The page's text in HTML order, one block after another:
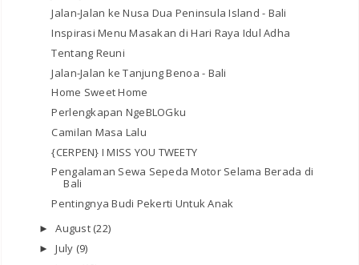
Jalan-Jalan ke Nusa Dua Peninsula Island - Bali
Inspirasi Menu Masakan di Hari Raya Idul Adha
Tentang Reuni
Jalan-Jalan ke Tanjung Benoa - Bali
Home Sweet Home
Perlengkapan NgeBLOGku
Camilan Masa Lalu
{CERPEN} I MISS YOU TWEETY
Pengalaman Sewa Sepeda Motor Selama Berada di
Bali
Pentingnya Budi Pekerti Untuk Anak
►August (22)
►July (9)